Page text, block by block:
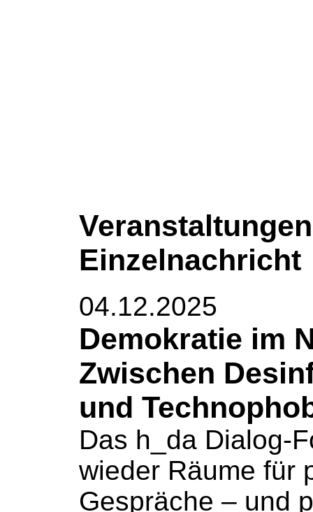
Veranstaltungen
Einzelnachricht
04.12.2025
Demokratie im
Zwischen
und
Das h_da Dialog-
wieder Räume für
Gespräche – und